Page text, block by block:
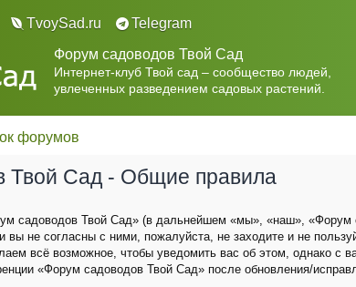
TvoySad.ru
Telegram
Форум садоводов Твой Сад
Интернет-клуб Твой сад – сообщество людей,
увлеченных разведением садовых растений.
форумов
Твой Сад - Общие правила
садоводов Твой Сад» (в дальнейшем «мы», «наш», «Форум
не согласны с ними, пожалуйста, не заходите и не
всё возможное, чтобы уведомить вас об этом, однако с
«Форум садоводов Твой Сад» после обновления/